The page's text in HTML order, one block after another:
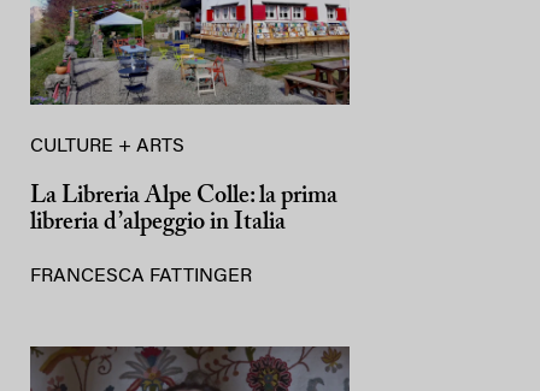
CULTURE + ARTS
La Libreria Alpe Colle: la prima
libreria d’alpeggio in Italia
FRANCESCA FATTINGER